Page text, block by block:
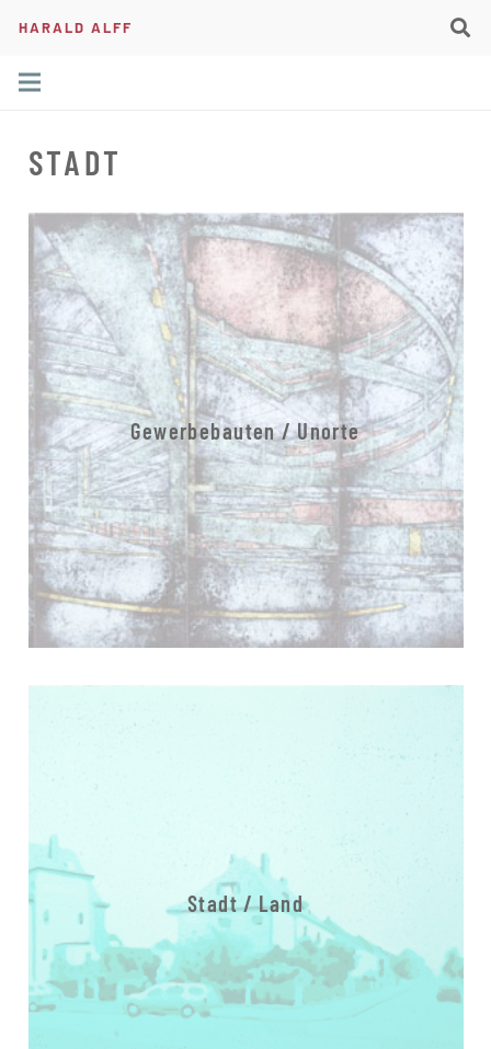
HARALD ALFF
STADT
Gewerbebauten / Unorte
Stadt / Land